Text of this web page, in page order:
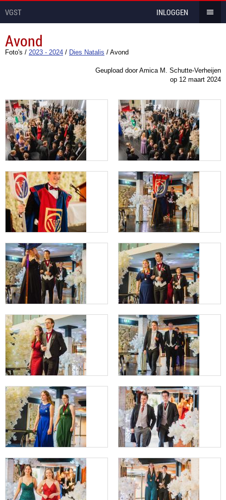
VGST INLOGGEN
Avond
Foto's / 2023 - 2024 / Dies Natalis / Avond
Geupload door Amica M. Schutte-Verheijen
op 12 maart 2024